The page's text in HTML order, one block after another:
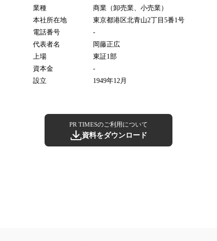
業種
商業（卸売業、小売業）
本社所在地
東京都港区北青山2丁目5番1号
電話番号
-
代表者名
岡藤正広
上場
東証1部
資本金
-
設立
1949年12月
PR TIMESのご利用について
資料をダウンロード